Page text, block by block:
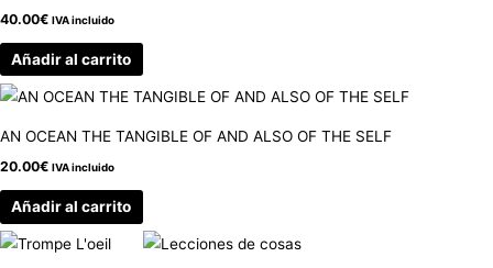
40.00€ IVA incluido
Añadir al carrito
AN OCEAN THE TANGIBLE OF AND ALSO OF THE SELF
20.00€ IVA incluido
Añadir al carrito